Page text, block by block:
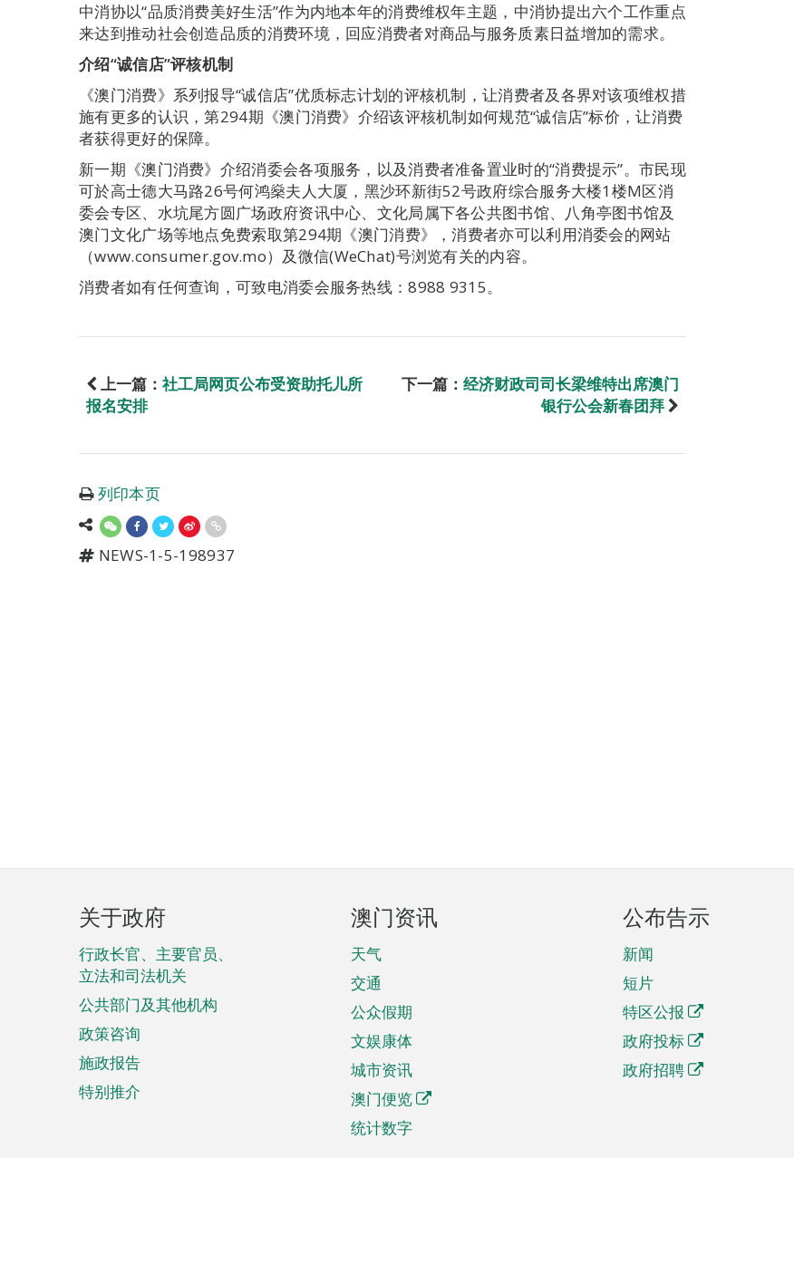
中消协以“品质消费美好生活”作为内地本年的消费维权年主题，中消协提出六个工作重点
来达到推动社会创造品质的消费环境，回应消费者对商品与服务质素日益增加的需求。
介绍“诚信店”评核机制
《澳门消费》系列报导“诚信店”优质标志计划的评核机制，让消费者及各界对该项维权措
施有更多的认识，第294期《澳门消费》介绍该评核机制如何规范“诚信店”标价，让消费
者获得更好的保障。
新一期《澳门消费》介绍消委会各项服务，以及消费者准备置业时的“消费提示”。市民现
可於高士德大马路26号何鸿燊夫人大厦，黑沙环新街52号政府综合服务大楼1楼M区消
委会专区、水坑尾方圆广场政府资讯中心、文化局属下各公共图书馆、八角亭图书馆及
澳门文化广场等地点免费索取第294期《澳门消费》，消费者亦可以利用消委会的网站
（www.consumer.gov.mo）及微信(WeChat)号浏览有关的内容。
消费者如有任何查询，可致电消委会服务热线：8988 9315。
上一篇： 社工局网页公布受资助托儿所
报名安排
下一篇： 经济财政司司长梁维特出席澳门
银行公会新春团拜
列印本页
NEWS-1-5-198937
页
脚
菜
单
关于政府
行政长官、主要官员、
立法和司法机关
公共部门及其他机构
政策咨询
施政报告
特别推介
澳门资讯
天气
交通
公众假期
文娱康体
城市资讯
澳门便览
统计数字
公布告示
新闻
短片
特区公报
政府投标
政府招聘